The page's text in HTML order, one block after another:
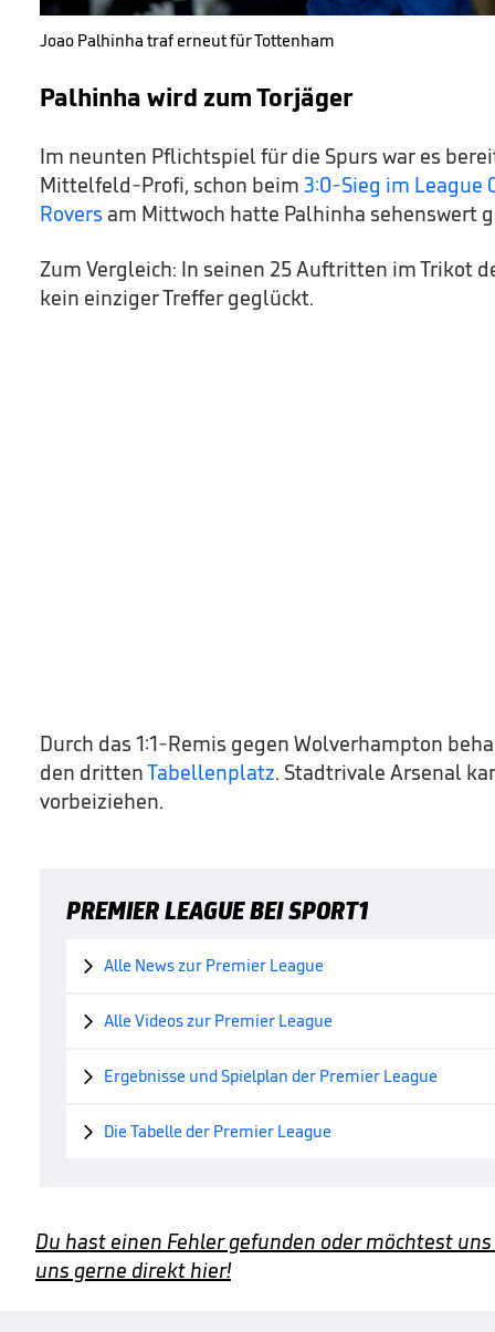
Joao Palhinha traf erneut für Tottenham
Palhinha wird zum Torjäger
Im neunten Pflichtspiel für die Spurs war es
Mittelfeld-Profi, schon beim 3:0-Sieg im League
Rovers am Mittwoch hatte Palhinha sehenswert
Zum Vergleich: In seinen 25 Auftritten im Trikot
kein einziger Treffer geglückt.
Durch das 1:1-Remis gegen Wolverhampton
den drittenTabellenplatz. Stadtrivale Arsenal
vorbeiziehen.
PREMIER LEAGUE BEI SPORT1
 Alle News zur Premier League
 Alle Videos zur Premier League
 Ergebnisse und Spielplan der Premier League
 Die Tabelle der Premier League
Du hast einen Fehler gefunden oder möchtest uns
uns gerne direkt hier!